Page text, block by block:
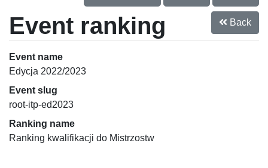
Event ranking Back
Event name
Edycja 2022/2023
Event slug
root-itp-ed2023
Ranking name
Ranking kwalifikacji do Mistrzostw